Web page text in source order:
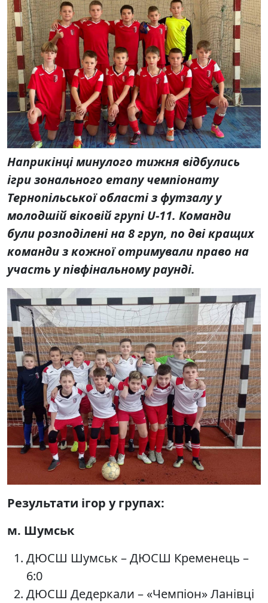
Наприкінці минулого тижня відбулись
ігри зонального етапу чемпіонату
Тернопільської області з футзалу у
молодшій віковій групі U-11. Команди
були розподілені на 8 груп, по дві кращих
команди з кожної отримували право на
участь у півфінальному раунді.
Результати ігор у групах:
м. Шумськ
ДЮСШ Шумськ – ДЮСШ Кременець –
6:0
ДЮСШ Дедеркали – «Чемпіон» Ланівці